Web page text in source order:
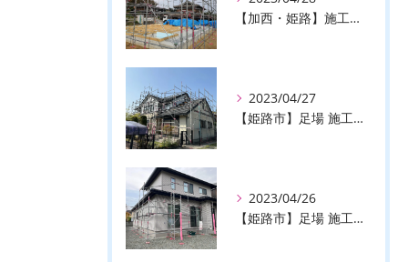
【加西・姫路】施工事例のご紹介♪【株式会社ever】
2023/04/27
【姫路市】足場 施工事例のご紹介♪【株式会社ever】
2023/04/26
【姫路市】足場 施工事例のご紹介♪【株式会社ever】